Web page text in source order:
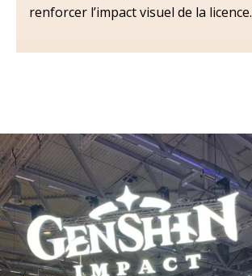
renforcer l’impact visuel de la licence.